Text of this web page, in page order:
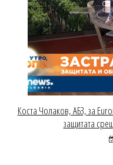
Коста Чолаков, АБЗ, за
защитата